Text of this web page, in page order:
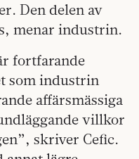
Den delen av
menar industrin.
fortfarande
som industrin
affärsmässiga
villkor
skriver Cefic.